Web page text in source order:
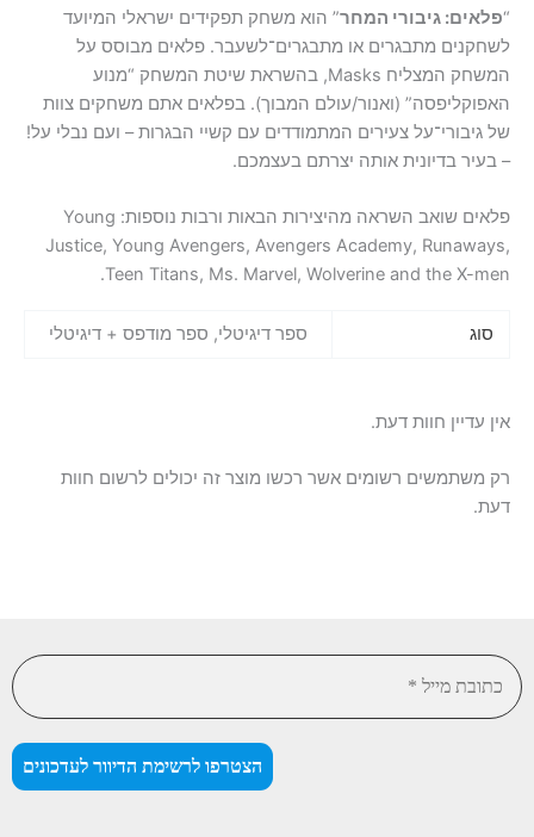
“פלאים: גיבורי המחר” הוא משחק תפקידים ישראלי המיועד
לשחקנים מתבגרים או מתבגרים־לשעבר. פלאים מבוסס על
המשחק המצליח Masks, בהשראת שיטת המשחק “מנוע
האפוקליפסה” (ואנור/עולם המבוך). בפלאים אתם משחקים צוות
של גיבורי־על צעירים המתמודדים עם קשיי הבגרות – ועם נבלי על!
– בעיר בדיונית אותה יצרתם בעצמכם.
פלאים שואב השראה מהיצירות הבאות ורבות נוספות: Young
Justice, Young Avengers, Avengers Academy, Runaways,
Teen Titans, Ms. Marvel, Wolverine and the X-men.
סוג ספר דיגיטלי, ספר מודפס + דיגיטלי
אין עדיין חוות דעת.
רק משתמשים רשומים אשר רכשו מוצר זה יכולים לרשום חוות
דעת.